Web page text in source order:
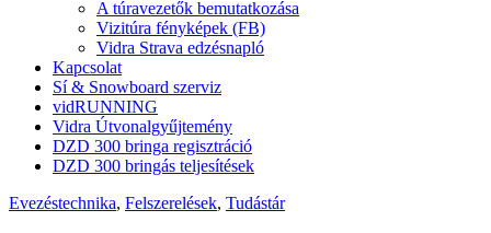
A túravezetők bemutatkozása
Vizitúra fényképek (FB)
Vidra Strava edzésnapló
Kapcsolat
Sí & Snowboard szerviz
vidRUNNING
Vidra Útvonalgyűjtemény
DZD 300 bringa regisztráció
DZD 300 bringás teljesítések
Evezéstechnika, Felszerelések, Tudástár